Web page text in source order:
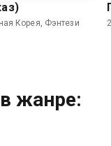
Корея, Фэнтези
жанре: